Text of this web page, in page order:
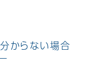
からない場合